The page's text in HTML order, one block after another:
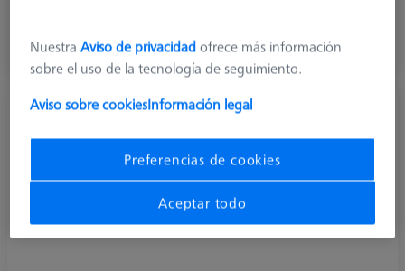
Disponible en breve
Palpador cilíndrico M5, DK2 L22
NuestraAviso de privacidadofrece más información
sobre el uso de la tecnología de seguimiento.
Aviso sobre cookiesInformación legal
Preferencias de cookies
Aceptar todo